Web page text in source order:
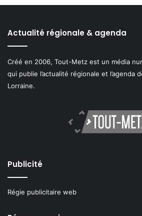
Actualité régionale & agenda
Créé en 2006, Tout-Metz est un média
qui publie l’actualité régionale et l’agenda
Lorraine.
Publicité
Régie publicitaire web